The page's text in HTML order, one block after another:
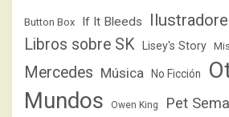
Button Box If It Bleeds
Libros sobre SK Lisey's Story
Mercedes Música No Ficción
Mundos
Owen King Pet